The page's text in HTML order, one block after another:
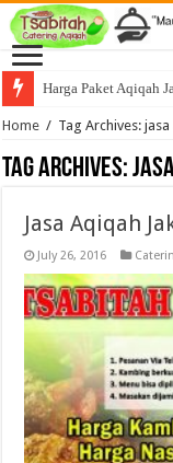
Harga Paket Aqiqah
Home / Tag Archives:
Tag Archives:
Jasa Aqiqah
July 26, 2016